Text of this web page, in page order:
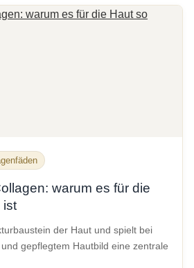
warum es für die
ist
der Haut und spielt bei
gepflegtem Hautbild eine zentrale